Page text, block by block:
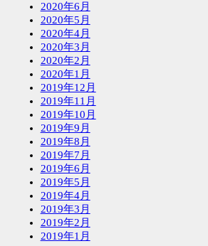
2020年6月
2020年5月
2020年4月
2020年3月
2020年2月
2020年1月
2019年12月
2019年11月
2019年10月
2019年9月
2019年8月
2019年7月
2019年6月
2019年5月
2019年4月
2019年3月
2019年2月
2019年1月